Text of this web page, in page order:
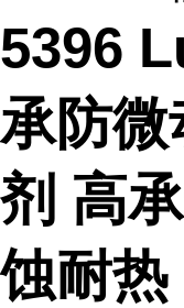
5396
承防
剂 高
蚀耐热